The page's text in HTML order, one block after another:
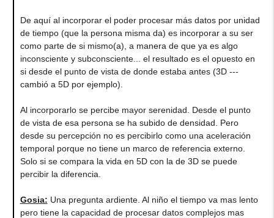
De aquí al incorporar el poder procesar más datos por unidad
de tiempo (que la persona misma da) es incorporar a su ser
como parte de si mismo(a), a manera de que ya es algo
inconsciente y subconsciente... el resultado es el opuesto en
si desde el punto de vista de donde estaba antes (3D ---
cambió a 5D por ejemplo).
Al incorporarlo se percibe mayor serenidad. Desde el punto
de vista de esa persona se ha subido de densidad. Pero
desde su percepción no es percibirlo como una aceleración
temporal porque no tiene un marco de referencia externo.
Solo si se compara la vida en 5D con la de 3D se puede
percibir la diferencia.
Gosia: Una pregunta ardiente. Al niño el tiempo va mas lento
pero tiene la capacidad de procesar datos complejos mas